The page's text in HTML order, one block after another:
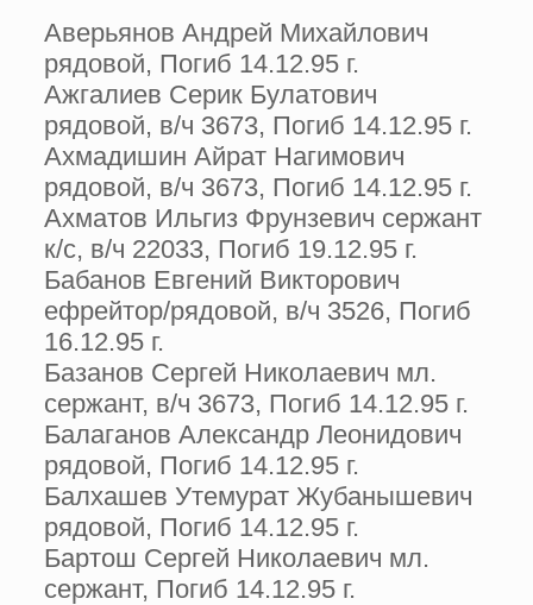
Аверьянов Андрей Михайлович
рядовой, Погиб 14.12.95 г.
Ажгалиев Серик Булатович
рядовой, в/ч 3673, Погиб 14.12.95 г.
Ахмадишин Айрат Нагимович
рядовой, в/ч 3673, Погиб 14.12.95 г.
Ахматов Ильгиз Фрунзевич сержант
к/с, в/ч 22033, Погиб 19.12.95 г.
Бабанов Евгений Викторович
ефрейтор/рядовой, в/ч 3526, Погиб
16.12.95 г.
Базанов Сергей Николаевич мл.
сержант, в/ч 3673, Погиб 14.12.95 г.
Балаганов Александр Леонидович
рядовой, Погиб 14.12.95 г.
Балхашев Утемурат Жубанышевич
рядовой, Погиб 14.12.95 г.
Бартош Сергей Николаевич мл.
сержант, Погиб 14.12.95 г.